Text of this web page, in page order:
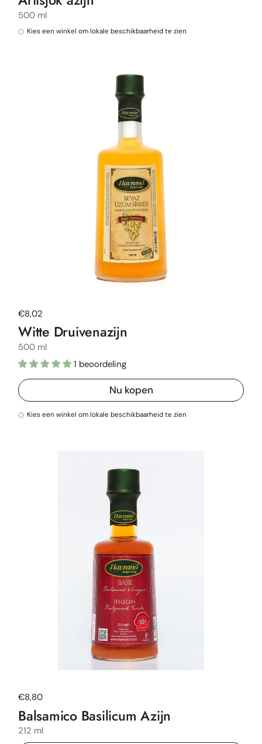
500 ml
Kies een winkel om lokale beschikbaarheid te zien
Normale prijs
€8,02
Witte Druivenazijn
500 ml
1 beoordeling
Nu kopen
Kies een winkel om lokale beschikbaarheid te zien
Normale prijs
€8,80
Balsamico Basilicum Azijn
212 ml